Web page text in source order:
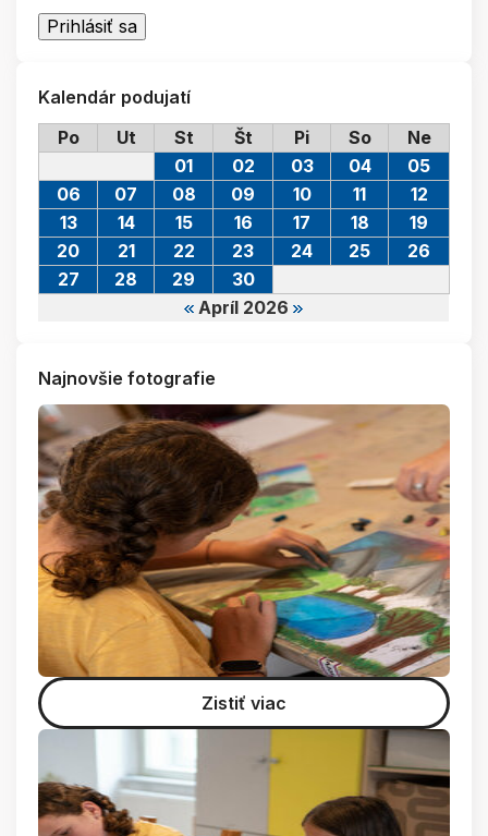
Kalendár podujatí
Po
Ut St Št Pi So Ne
Apríl 2026
01 02 03 04
05
06
07 08 09 10 11
12
13
14 15 16 17 18
19
20
21 22 23 24 25
26
27
28 29 30
Najnovšie fotografie
Zistiť viac